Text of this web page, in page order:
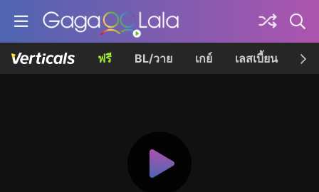
ฟรี BL/วาย เกย์ เลสเบี้ยน เค